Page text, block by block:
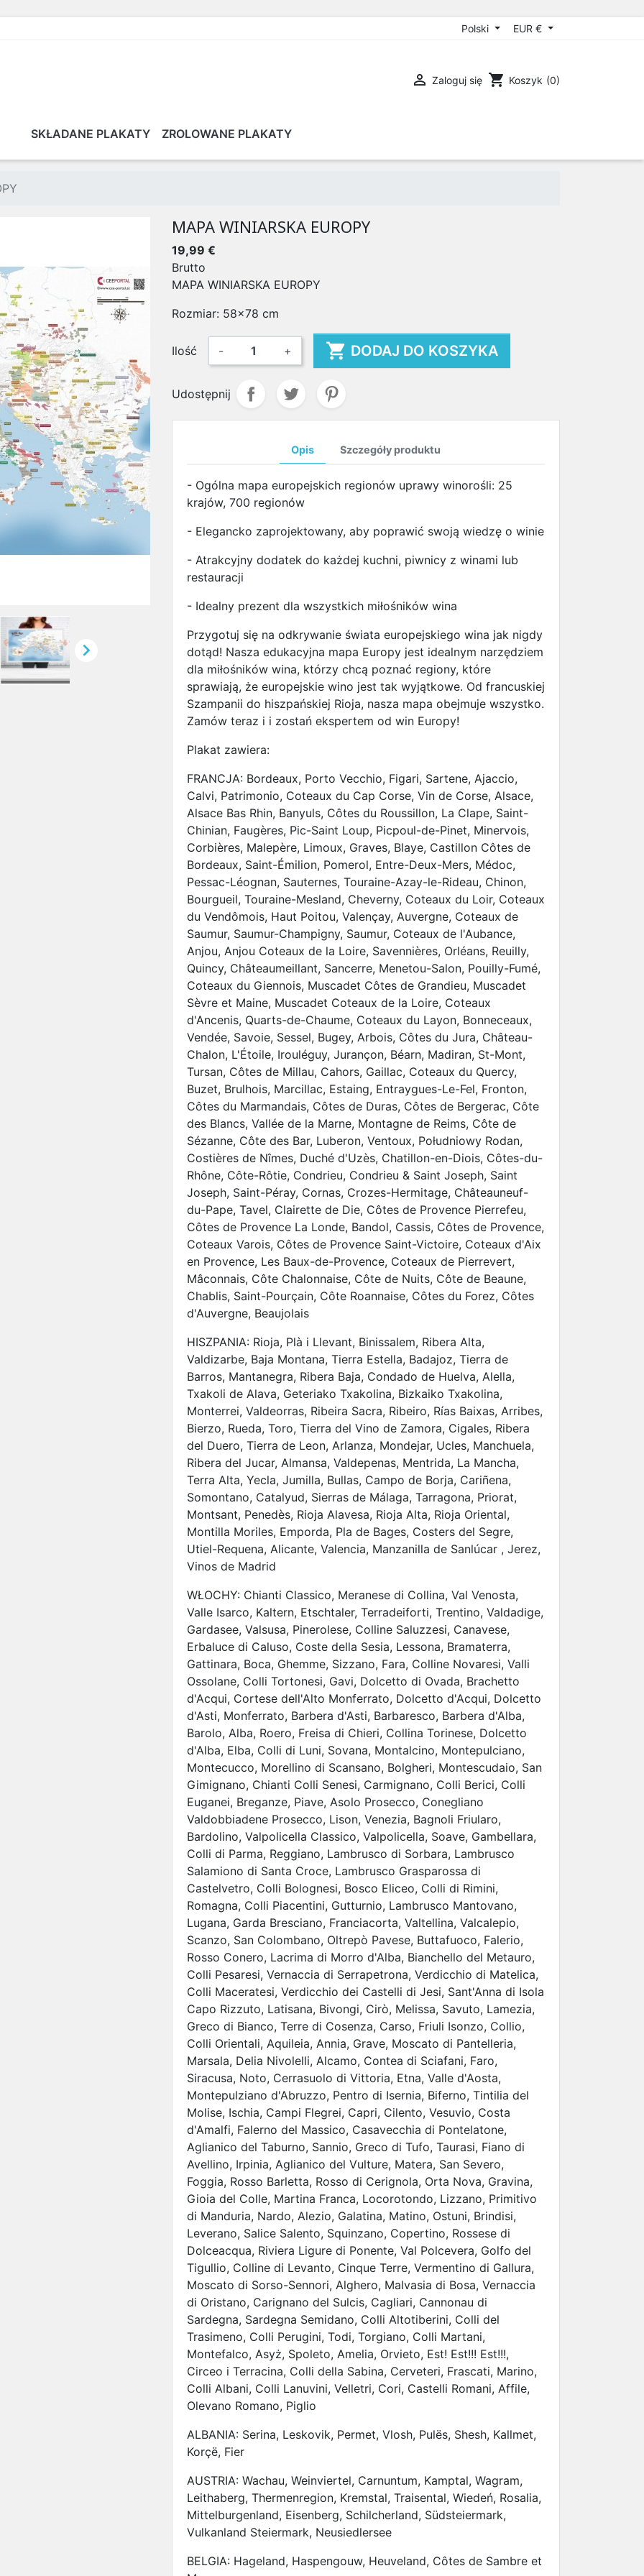
Polski EUR €
 Zaloguj się shopping_cart Koszyk (0)
SKŁADANE PLAKATY ZROLOWANE PLAKATY

MAPA WINIARSKA EUROPY
19,99 €
Brutto
MAPA WINIARSKA EUROPY
Rozmiar: 58x78 cm
Ilość - +  DODAJ DO KOSZYKA
Udostępnij
Opis Szczegóły produktu
- Ogólna mapa europejskich regionów uprawy winorośli: 25
krajów, 700 regionów
- Elegancko zaprojektowany, aby poprawić swoją wiedzę o winie
- Atrakcyjny dodatek do każdej kuchni, piwnicy z winami lub
restauracji
- Idealny prezent dla wszystkich miłośników wina
Przygotuj się na odkrywanie świata europejskiego wina jak nigdy
dotąd! Nasza edukacyjna mapa Europy jest idealnym narzędziem
dla miłośników wina, którzy chcą poznać regiony, które
sprawiają, że europejskie wino jest tak wyjątkowe. Od francuskiej
Szampanii do hiszpańskiej Rioja, nasza mapa obejmuje wszystko.
Zamów teraz i i zostań ekspertem od win Europy!
Plakat zawiera:
FRANCJA: Bordeaux, Porto Vecchio, Figari, Sartene, Ajaccio,
Calvi, Patrimonio, Coteaux du Cap Corse, Vin de Corse, Alsace,
Alsace Bas Rhin, Banyuls, Côtes du Roussillon, La Clape, Saint-
Chinian, Faugères, Pic-Saint Loup, Picpoul-de-Pinet, Minervois,
Corbières, Malepère, Limoux, Graves, Blaye, Castillon Côtes de
Bordeaux, Saint-Émilion, Pomerol, Entre-Deux-Mers, Médoc,
Pessac-Léognan, Sauternes, Touraine-Azay-le-Rideau, Chinon,
Bourgueil, Touraine-Mesland, Cheverny, Coteaux du Loir, Coteaux
du Vendômois, Haut Poitou, Valençay, Auvergne, Coteaux de
Saumur, Saumur-Champigny, Saumur, Coteaux de l'Aubance,
Anjou, Anjou Coteaux de la Loire, Savennières, Orléans, Reuilly,
Quincy, Châteaumeillant, Sancerre, Menetou-Salon, Pouilly-Fumé,
Coteaux du Giennois, Muscadet Côtes de Grandieu, Muscadet
Sèvre et Maine, Muscadet Coteaux de la Loire, Coteaux
d'Ancenis, Quarts-de-Chaume, Coteaux du Layon, Bonneceaux,
Vendée, Savoie, Sessel, Bugey, Arbois, Côtes du Jura, Château-
Chalon, L'Étoile, Irouléguy, Jurançon, Béarn, Madiran, St-Mont,
Tursan, Côtes de Millau, Cahors, Gaillac, Coteaux du Quercy,
Buzet, Brulhois, Marcillac, Estaing, Entraygues-Le-Fel, Fronton,
Côtes du Marmandais, Côtes de Duras, Côtes de Bergerac, Côte
des Blancs, Vallée de la Marne, Montagne de Reims, Côte de
Sézanne, Côte des Bar, Luberon, Ventoux, Południowy Rodan,
Costières de Nîmes, Duché d'Uzès, Chatillon-en-Diois, Côtes-du-
Rhône, Côte-Rôtie, Condrieu, Condrieu & Saint Joseph, Saint
Joseph, Saint-Péray, Cornas, Crozes-Hermitage, Châteauneuf-
du-Pape, Tavel, Clairette de Die, Côtes de Provence Pierrefeu,
Côtes de Provence La Londe, Bandol, Cassis, Côtes de Provence,
Coteaux Varois, Côtes de Provence Saint-Victoire, Coteaux d'Aix
en Provence, Les Baux-de-Provence, Coteaux de Pierrevert,
Mâconnais, Côte Chalonnaise, Côte de Nuits, Côte de Beaune,
Chablis, Saint-Pourçain, Côte Roannaise, Côtes du Forez, Côtes
d'Auvergne, Beaujolais
HISZPANIA: Rioja, Plà i Llevant, Binissalem, Ribera Alta,
Valdizarbe, Baja Montana, Tierra Estella, Badajoz, Tierra de
Barros, Mantanegra, Ribera Baja, Condado de Huelva, Alella,
Txakoli de Alava, Geteriako Txakolina, Bizkaiko Txakolina,
Monterrei, Valdeorras, Ribeira Sacra, Ribeiro, Rías Baixas, Arribes,
Bierzo, Rueda, Toro, Tierra del Vino de Zamora, Cigales, Ribera
del Duero, Tierra de Leon, Arlanza, Mondejar, Ucles, Manchuela,
Ribera del Jucar, Almansa, Valdepenas, Mentrida, La Mancha,
Terra Alta, Yecla, Jumilla, Bullas, Campo de Borja, Cariñena,
Somontano, Catalyud, Sierras de Málaga, Tarragona, Priorat,
Montsant, Penedès, Rioja Alavesa, Rioja Alta, Rioja Oriental,
Montilla Moriles, Emporda, Pla de Bages, Costers del Segre,
Utiel-Requena, Alicante, Valencia, Manzanilla de Sanlúcar , Jerez,
Vinos de Madrid
WŁOCHY: Chianti Classico, Meranese di Collina, Val Venosta,
Valle Isarco, Kaltern, Etschtaler, Terradeiforti, Trentino, Valdadige,
Gardasee, Valsusa, Pinerolese, Colline Saluzzesi, Canavese,
Erbaluce di Caluso, Coste della Sesia, Lessona, Bramaterra,
Gattinara, Boca, Ghemme, Sizzano, Fara, Colline Novaresi, Valli
Ossolane, Colli Tortonesi, Gavi, Dolcetto di Ovada, Brachetto
d'Acqui, Cortese dell'Alto Monferrato, Dolcetto d'Acqui, Dolcetto
d'Asti, Monferrato, Barbera d'Asti, Barbaresco, Barbera d'Alba,
Barolo, Alba, Roero, Freisa di Chieri, Collina Torinese, Dolcetto
d'Alba, Elba, Colli di Luni, Sovana, Montalcino, Montepulciano,
Montecucco, Morellino di Scansano, Bolgheri, Montescudaio, San
Gimignano, Chianti Colli Senesi, Carmignano, Colli Berici, Colli
Euganei, Breganze, Piave, Asolo Prosecco, Conegliano
Valdobbiadene Prosecco, Lison, Venezia, Bagnoli Friularo,
Bardolino, Valpolicella Classico, Valpolicella, Soave, Gambellara,
Colli di Parma, Reggiano, Lambrusco di Sorbara, Lambrusco
Salamiono di Santa Croce, Lambrusco Grasparossa di
Castelvetro, Colli Bolognesi, Bosco Eliceo, Colli di Rimini,
Romagna, Colli Piacentini, Gutturnio, Lambrusco Mantovano,
Lugana, Garda Bresciano, Franciacorta, Valtellina, Valcalepio,
Scanzo, San Colombano, Oltrepò Pavese, Buttafuoco, Falerio,
Rosso Conero, Lacrima di Morro d'Alba, Bianchello del Metauro,
Colli Pesaresi, Vernaccia di Serrapetrona, Verdicchio di Matelica,
Colli Maceratesi, Verdicchio dei Castelli di Jesi, Sant'Anna di Isola
Capo Rizzuto, Latisana, Bivongi, Cirò, Melissa, Savuto, Lamezia,
Greco di Bianco, Terre di Cosenza, Carso, Friuli Isonzo, Collio,
Colli Orientali, Aquileia, Annia, Grave, Moscato di Pantelleria,
Marsala, Delia Nivolelli, Alcamo, Contea di Sciafani, Faro,
Siracusa, Noto, Cerrasuolo di Vittoria, Etna, Valle d'Aosta,
Montepulziano d'Abruzzo, Pentro di Isernia, Biferno, Tintilia del
Molise, Ischia, Campi Flegrei, Capri, Cilento, Vesuvio, Costa
d'Amalfi, Falerno del Massico, Casavecchia di Pontelatone,
Aglianico del Taburno, Sannio, Greco di Tufo, Taurasi, Fiano di
Avellino, Irpinia, Aglianico del Vulture, Matera, San Severo,
Foggia, Rosso Barletta, Rosso di Cerignola, Orta Nova, Gravina,
Gioia del Colle, Martina Franca, Locorotondo, Lizzano, Primitivo
di Manduria, Nardo, Alezio, Galatina, Matino, Ostuni, Brindisi,
Leverano, Salice Salento, Squinzano, Copertino, Rossese di
Dolceacqua, Riviera Ligure di Ponente, Val Polcevera, Golfo del
Tigullio, Colline di Levanto, Cinque Terre, Vermentino di Gallura,
Moscato di Sorso-Sennori, Alghero, Malvasia di Bosa, Vernaccia
di Oristano, Carignano del Sulcis, Cagliari, Cannonau di
Sardegna, Sardegna Semidano, Colli Altotiberini, Colli del
Trasimeno, Colli Perugini, Todi, Torgiano, Colli Martani,
Montefalco, Asyż, Spoleto, Amelia, Orvieto, Est! Est!!! Est!!!,
Circeo i Terracina, Colli della Sabina, Cerveteri, Frascati, Marino,
Colli Albani, Colli Lanuvini, Velletri, Cori, Castelli Romani, Affile,
Olevano Romano, Piglio
ALBANIA: Serina, Leskovik, Permet, Vlosh, Pulës, Shesh, Kallmet,
Korçë, Fier
AUSTRIA: Wachau, Weinviertel, Carnuntum, Kamptal, Wagram,
Leithaberg, Thermenregion, Kremstal, Traisental, Wiedeń, Rosalia,
Mittelburgenland, Eisenberg, Schilcherland, Südsteiermark,
Vulkanland Steiermark, Neusiedlersee
BELGIA: Hageland, Haspengouw, Heuveland, Côtes de Sambre et